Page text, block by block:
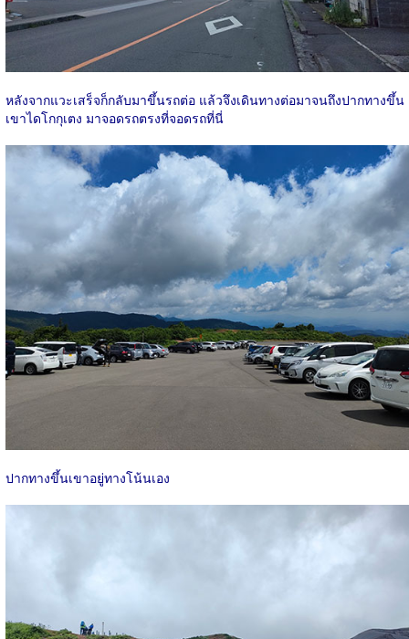
หลังจากแวะเสร็จก็กลับมาขึ้นรถต่อ แล้วจึงเดินทางต่อมาจนถึงปากทางขึ้น
เขาไดโกกุเตง มาจอดรถตรงที่จอดรถที่นี่
ปากทางขึ้นเขาอยู่ทางโน้นเอง